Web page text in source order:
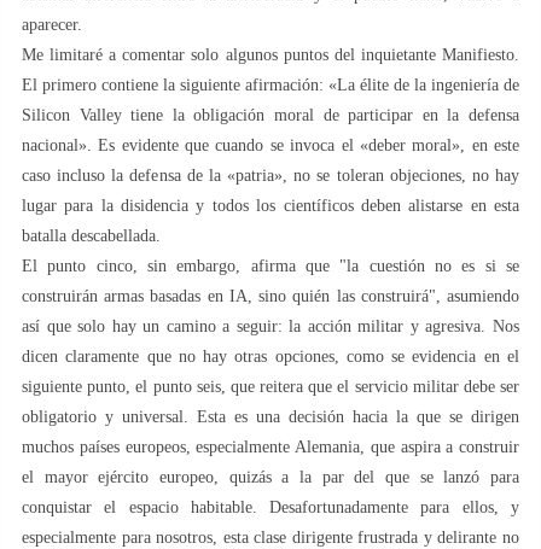
aparecer.
Me limitaré a comentar solo algunos puntos del inquietante Manifiesto.
El primero contiene la siguiente afirmación: «La élite de la ingeniería de
Silicon Valley tiene la obligación moral de participar en la defensa
nacional». Es evidente que cuando se invoca el «deber moral», en este
caso incluso la defensa de la «patria», no se toleran objeciones, no hay
lugar para la disidencia y todos los científicos deben alistarse en esta
batalla descabellada.
El punto cinco, sin embargo, afirma que "la cuestión no es si se
construirán armas basadas en IA, sino quién las construirá", asumiendo
así que solo hay un camino a seguir: la acción militar y agresiva. Nos
dicen claramente que no hay otras opciones, como se evidencia en el
siguiente punto, el punto seis, que reitera que el servicio militar debe ser
obligatorio y universal. Esta es una decisión hacia la que se dirigen
muchos países europeos, especialmente Alemania, que aspira a construir
el mayor ejército europeo, quizás a la par del que se lanzó para
conquistar el espacio habitable. Desafortunadamente para ellos, y
especialmente para nosotros, esta clase dirigente frustrada y delirante no